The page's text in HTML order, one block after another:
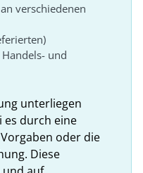
verschiedenen
und
unterliegen
es durch eine
oder die
Diese